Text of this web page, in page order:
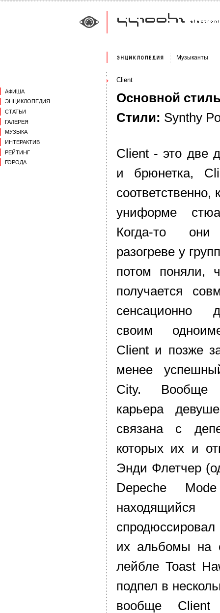
АФИША
ЭНЦИКЛОПЕДИЯ
СТАТЬИ
ГАЛЕРЕЯ
МУЗЫКА
ИНТЕРАКТИВ
РЕЙТИНГ
ГОРОДА
Музыканты
Client
Основной
Стили: Synthy
Client - это две
и брюнетка,
униформе
Когда-то
разогреве у
потом поняли,
получается
сенсационно
своим
Client и позже
менее
City. Вообще
карьера
связана с
которых их и
Энди Флетчер
Depeche
их альбомы на
лейбле Toast
подпел в
вообще Client